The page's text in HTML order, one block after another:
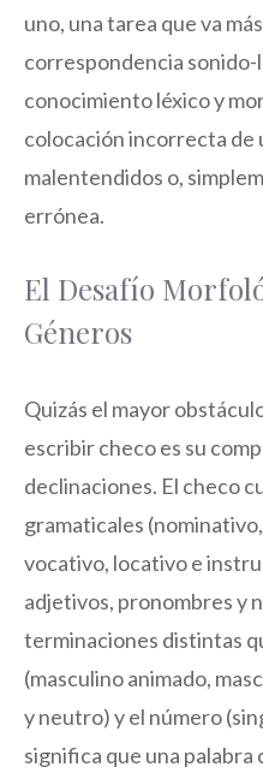
uno, una tarea que va
correspondencia
conocimiento léxico y
colocación incorrecta de
malentendidos o,
errónea.
El Desafío
Géneros
Quizás el mayor
escribir checo es su
declinaciones. El checo
gramaticales
vocativo, locativo e
adjetivos, pronombres y
terminaciones distintas
(masculino animado,
y neutro) y el número
significa que una palabra